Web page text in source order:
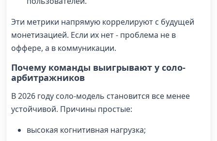
Эти метрики напрямую коррелируют с будущей
монетизацией. Если их нет - проблема не в
оффере, а в коммуникации.
Почему команды выигрывают у соло-
арбитражников
В 2026 году соло-модель становится все менее
устойчивой. Причины простые:
высокая когнитивная нагрузка;